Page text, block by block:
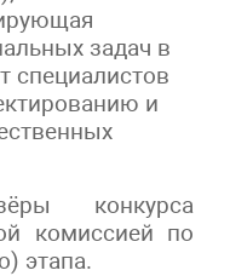
задач в
специалистов
и
конкурса
комиссией по
этапа.